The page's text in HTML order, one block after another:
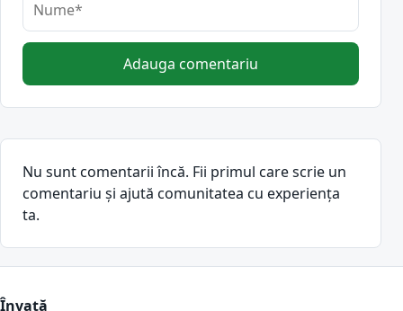
Adauga comentariu
Nu sunt comentarii încă. Fii primul care scrie un
comentariu și ajută comunitatea cu experiența
ta.
Învață